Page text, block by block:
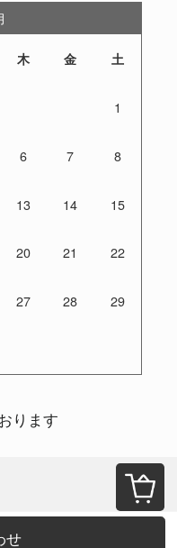
せ
木 金 土
1
6 7 8
13 14 15
20 21 22
27 28 29
ります